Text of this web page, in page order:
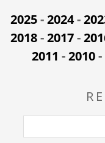
2025-2024-
2018-2017-
2011 -2010-